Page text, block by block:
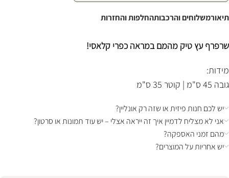
תיאורמשלוחים והרכבותהחלפות והחזרות
שרפרף עץ טיק מהמם במראה כפרי קלאסי!
מידות:
גובה 45 ס"מ | קוטר 35 ס"מ
יש לכם חנות פיזית או שזה רק אונליין?
אני לא מצליח לדמיין איך זה ייראה אצלי – יש עוד תמונות או סרטון?
מהם זמני האספקה?
יש אחריות על המוצרים?